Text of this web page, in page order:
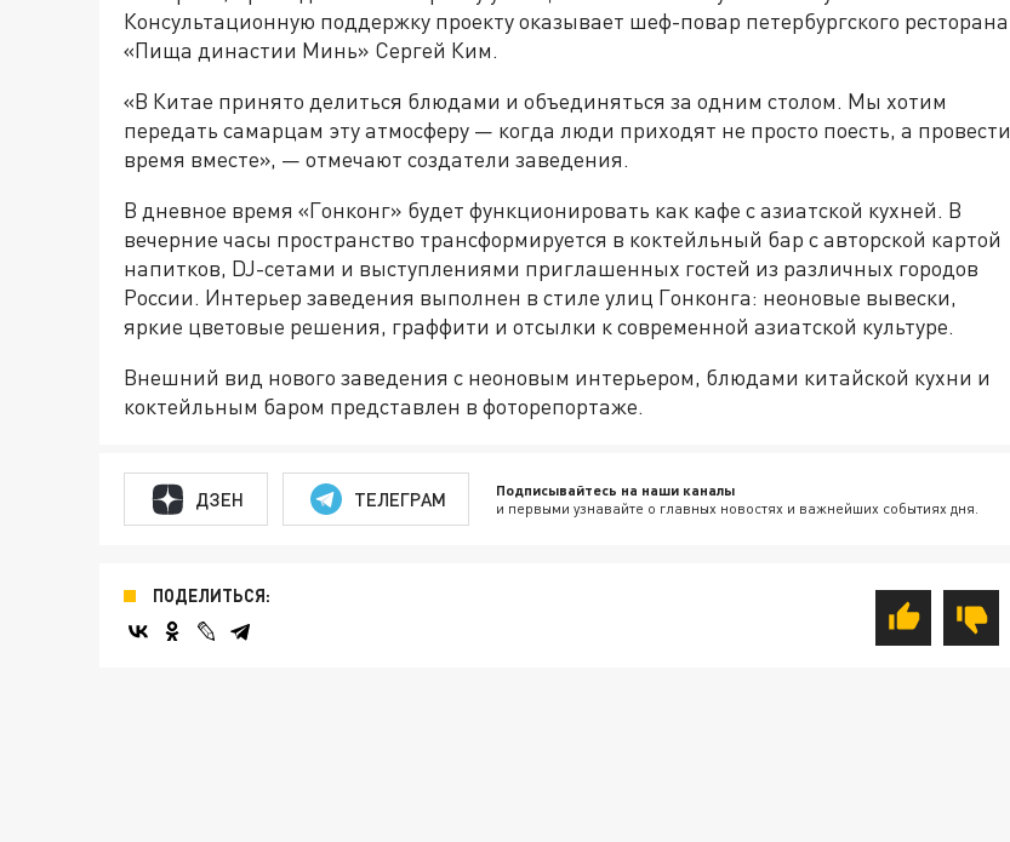
Консультационную поддержку проекту оказывает шеф-повар петербургского ресторана
«Пища династии Минь» Сергей Ким.
«В Китае принято делиться блюдами и объединяться за одним столом. Мы хотим
передать самарцам эту атмосферу — когда люди приходят не просто поесть, а провести
время вместе», — отмечают создатели заведения.
В дневное время «Гонконг» будет функционировать как кафе с азиатской кухней. В
вечерние часы пространство трансформируется в коктейльный бар с авторской картой
напитков, DJ-сетами и выступлениями приглашенных гостей из различных городов
России. Интерьер заведения выполнен в стиле улиц Гонконга: неоновые вывески,
яркие цветовые решения, граффити и отсылки к современной азиатской культуре.
Внешний вид нового заведения с неоновым интерьером, блюдами китайской кухни и
коктейльным баром представлен в фоторепортаже.
ДЗЕН ТЕЛЕГРАМ Подписывайтесь на наши каналы
и первыми узнавайте о главных новостях и важнейших событиях дня.
ПОДЕЛИТЬСЯ: